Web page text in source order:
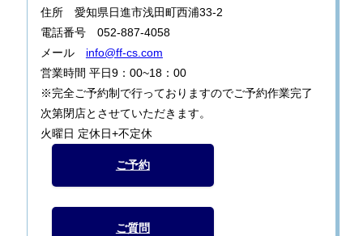
住所 愛知県日進市浅田町西浦33-2
電話番号 052-887-4058
メール info@ff-cs.com
営業時間 平日9：00~18：00
※完全ご予約制で行っておりますのでご予約作業完了
次第閉店とさせていただきます。
火曜日 定休日+不定休
ご予約
ご質問